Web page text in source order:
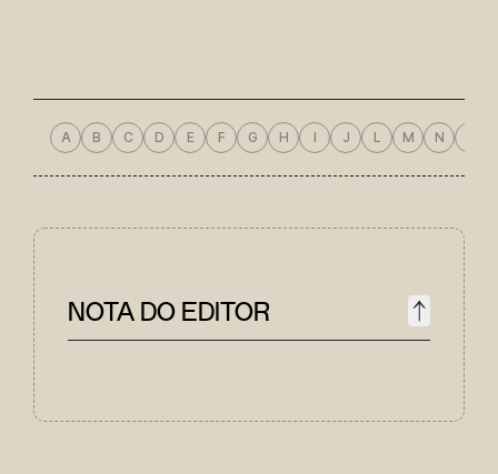
A B C D E F G H I J L M N
NOTA DO EDITOR